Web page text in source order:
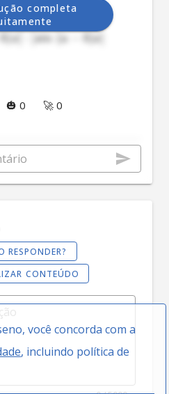
você concorda com a
, incluindo política de
sin
completa
🎃 0 🚀 0
RESPONDER?
CONTEÚDO